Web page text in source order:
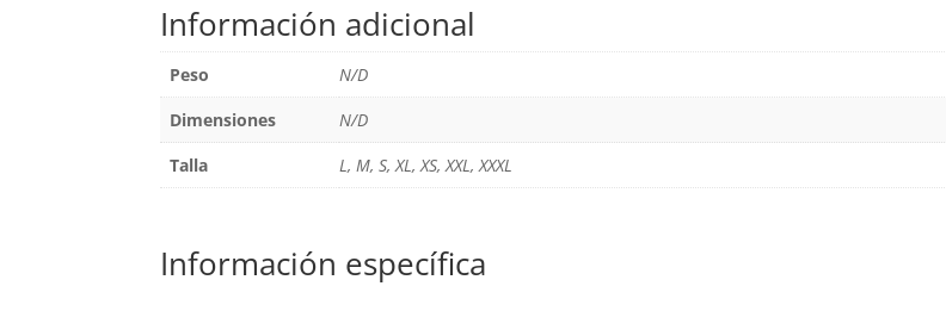
Información adicional
Peso
N/D
Dimensiones
N/D
Talla
L, M, S, XL, XS, XXL, XXXL
Información específica